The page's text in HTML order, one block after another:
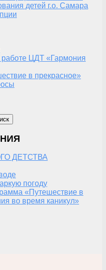
детей г.о. Самара
работе ЦДТ «Гармония
в прекрасное»
ДЕТСТВА
погоду
«Путешествие в
во время каникул»